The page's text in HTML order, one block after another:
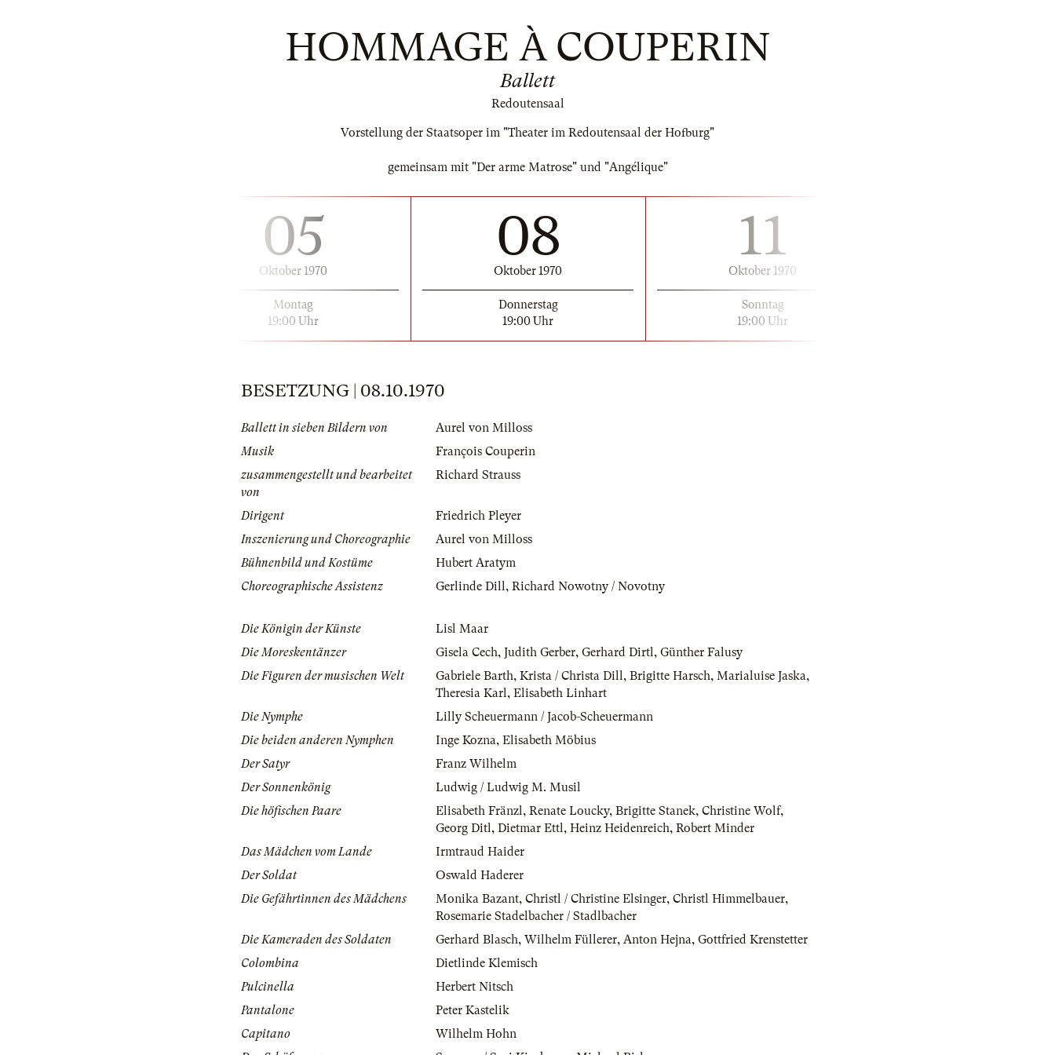
HOMMAGE À COUPERIN
Ballett
Redoutensaal
Vorstellung der Staatsoper im "Theater im Redoutensaal der Hofburg"
gemeinsam mit "Der arme Matrose" und "Angélique"
05
Oktober 1970
Montag
19:00 Uhr
08
Oktober 1970
Donnerstag
19:00 Uhr
11
Oktober 1970
Sonntag
19:00 Uhr
BESETZUNG | 08.10.1970
Ballett in sieben Bildern von
Aurel von Milloss
Musik
François Couperin
zusammengestellt und bearbeitet
von
Richard Strauss
Dirigent
Friedrich Pleyer
Inszenierung und Choreographie
Aurel von Milloss
Bühnenbild und Kostüme
Hubert Aratym
Choreographische Assistenz
Gerlinde Dill, Richard Nowotny / Novotny
Die Königin der Künste
Lisl Maar
Die Moreskentänzer
Gisela Cech, Judith Gerber, Gerhard Dirtl, Günther Falusy
Die Figuren der musischen Welt
Gabriele Barth, Krista / Christa Dill, Brigitte Harsch, Marialuise Jaska,
Theresia Karl, Elisabeth Linhart
Die Nymphe
Lilly Scheuermann / Jacob-Scheuermann
Die beiden anderen Nymphen
Inge Kozna, Elisabeth Möbius
Der Satyr
Franz Wilhelm
Der Sonnenkönig
Ludwig / Ludwig M. Musil
Die höfischen Paare
Elisabeth Fränzl, Renate Loucky, Brigitte Stanek, Christine Wolf,
Georg Ditl, Dietmar Ettl, Heinz Heidenreich, Robert Minder
Das Mädchen vom Lande
Irmtraud Haider
Der Soldat
Oswald Haderer
Die Gefährtinnen des Mädchens
Monika Bazant, Christl / Christine Elsinger, Christl Himmelbauer,
Rosemarie Stadelbacher / Stadlbacher
Die Kameraden des Soldaten
Gerhard Blasch, Wilhelm Füllerer, Anton Hejna, Gottfried Krenstetter
Colombina
Dietlinde Klemisch
Pulcinella
Herbert Nitsch
Pantalone
Peter Kastelik
Capitano
Wilhelm Hohn